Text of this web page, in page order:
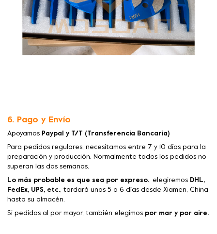
6. Pago y Envío
Apoyamos Paypal y T/T (Transferencia Bancaria)
Para pedidos regulares, necesitamos entre 7 y 10 días para la
preparación y producción. Normalmente todos los pedidos no
superan las dos semanas.
Lo más probable es que sea por expreso., elegiremos DHL,
FedEx, UPS, etc., tardará unos 5 o 6 días desde Xiamen, China
hasta su almacén.
Si pedidos al por mayor, también elegimos por mar y por aire.